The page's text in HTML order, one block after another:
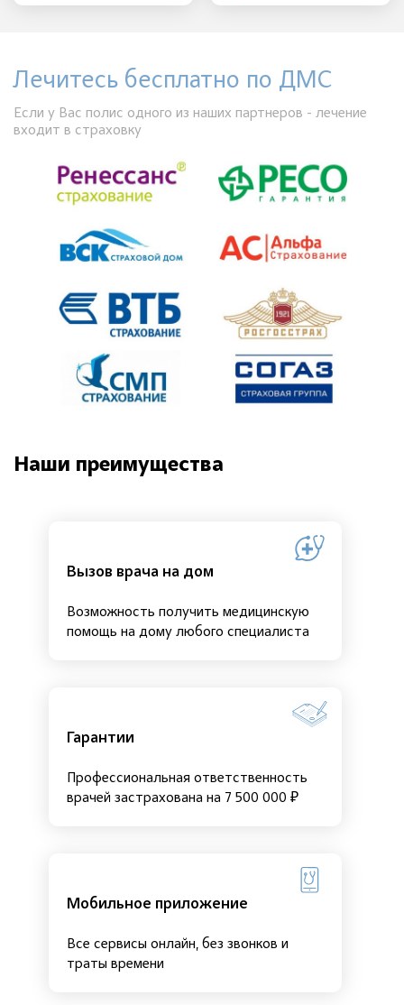
Лечитесь бесплатно по ДМС
Если у Вас полис одного из наших партнеров - лечение
входит в страховку
Наши преимущества
Вызов врача на дом
Возможность получить медицинскую
помощь на дому любого специалиста
Гарантии
Профессиональная ответственность
врачей застрахована на 7 500 000 ₽
Мобильное приложение
Все сервисы онлайн, без звонков и
траты времени